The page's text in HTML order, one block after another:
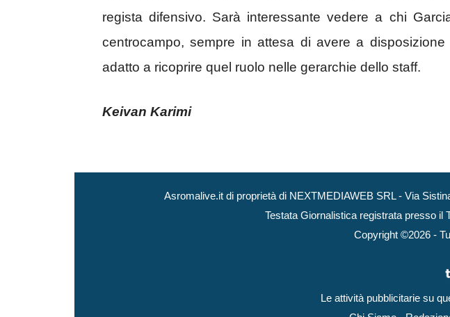
regista difensivo. Sarà interessante vedere a chi
centrocampo, sempre in attesa di avere a disposizione
adatto a ricoprire quel ruolo nelle gerarchie dello staff.
Keivan Karimi
Asromalive.it di proprietà di NEXTMEDIAWEB SRL - Via
Testata Giornalistica registrata presso il
Copyright ©2026 -
Le attività pubblicitarie su